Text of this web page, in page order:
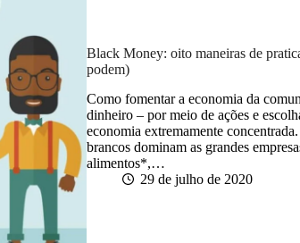
Black Money: oito maneiras de
podem)
Como fomentar a economia da
dinheiro – por meio de ações e
economia extremamente
brancos dominam as grandes
alimentos*,…
29 de julho de 2020